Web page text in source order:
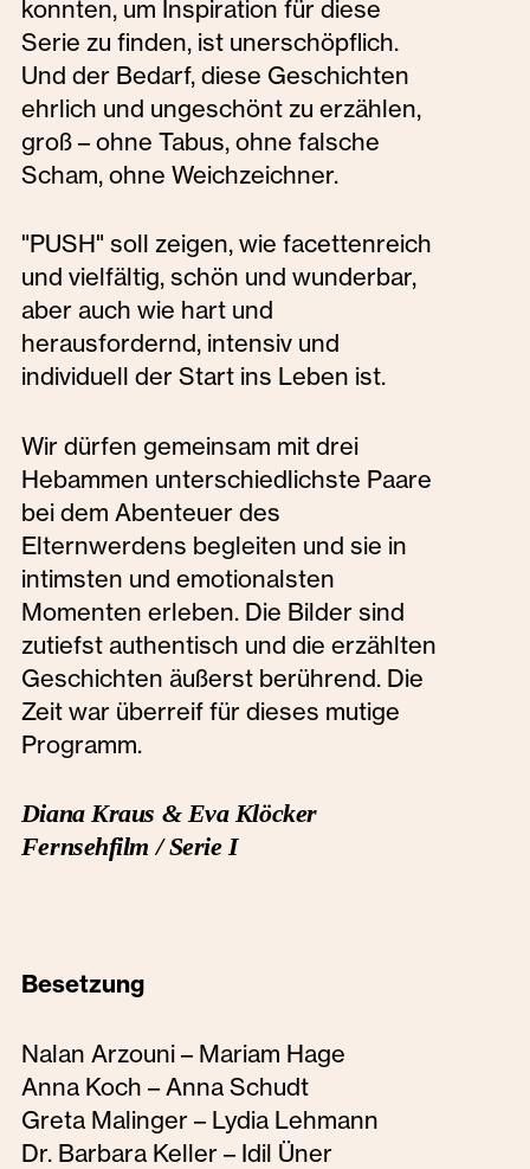
konnten, um Inspiration für diese
Serie zu finden, ist unerschöpflich.
Und der Bedarf, diese Geschichten
ehrlich und ungeschönt zu erzählen,
groß – ohne Tabus, ohne falsche
Scham, ohne Weichzeichner.
"PUSH" soll zeigen, wie facettenreich
und vielfältig, schön und wunderbar,
aber auch wie hart und
herausfordernd, intensiv und
individuell der Start ins Leben ist.
Wir dürfen gemeinsam mit drei
Hebammen unterschiedlichste Paare
bei dem Abenteuer des
Elternwerdens begleiten und sie in
intimsten und emotionalsten
Momenten erleben. Die Bilder sind
zutiefst authentisch und die erzählten
Geschichten äußerst berührend. Die
Zeit war überreif für dieses mutige
Programm.
Diana Kraus & Eva Klöcker
Fernsehfilm / Serie I
Besetzung
Nalan Arzouni – Mariam Hage
Anna Koch – Anna Schudt
Greta Malinger – Lydia Lehmann
Dr. Barbara Keller – Idil Üner